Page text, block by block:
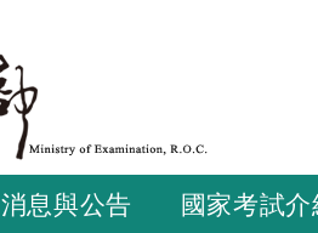
消息與公告 國家考試介